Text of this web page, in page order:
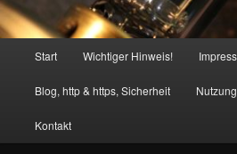
Start Wichtiger Hinweis!
Blog, http & https, Sicherheit
Kontakt